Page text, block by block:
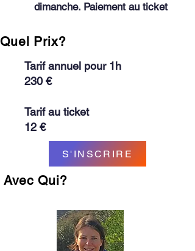
dimanche. Paiement au ticket
Quel Prix?
Tarif annuel pour 1h
230 €
Tarif au ticket
12 €
S'INSCRIRE
Avec Qui?